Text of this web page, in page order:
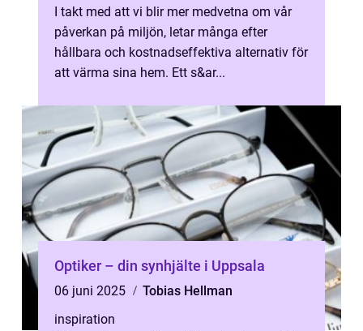
I takt med att vi blir mer medvetna om vår
påverkan på miljön, letar många efter
hållbara och kostnadseffektiva alternativ för
att värma sina hem. Ett s&ar...
Optiker – din synhjälte i Uppsala
06 juni 2025
Tobias Hellman
inspiration